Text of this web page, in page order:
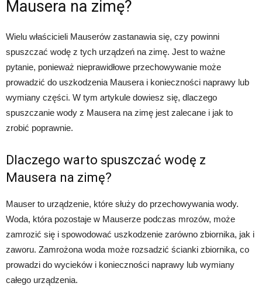
Mausera na zimę?
Wielu właścicieli Mauserów zastanawia się, czy powinni
spuszczać wodę z tych urządzeń na zimę. Jest to ważne
pytanie, ponieważ nieprawidłowe przechowywanie może
prowadzić do uszkodzenia Mausera i konieczności naprawy lub
wymiany części. W tym artykule dowiesz się, dlaczego
spuszczanie wody z Mausera na zimę jest zalecane i jak to
zrobić poprawnie.
Dlaczego warto spuszczać wodę z
Mausera na zimę?
Mauser to urządzenie, które służy do przechowywania wody.
Woda, która pozostaje w Mauserze podczas mrozów, może
zamrozić się i spowodować uszkodzenie zarówno zbiornika, jak i
zaworu. Zamrożona woda może rozsadzić ścianki zbiornika, co
prowadzi do wycieków i konieczności naprawy lub wymiany
całego urządzenia.